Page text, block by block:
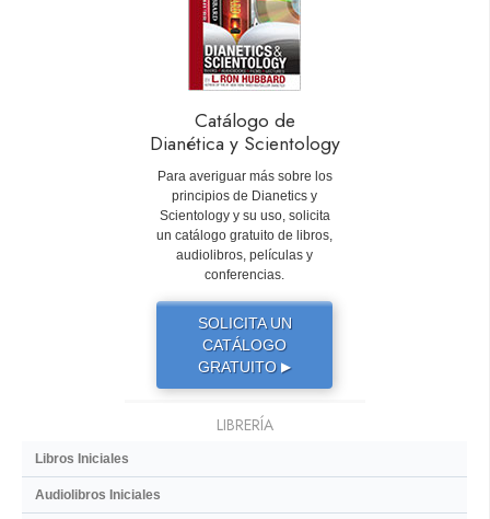
Catálogo de
Dianética y Scientology
Para averiguar más sobre los
principios de Dianetics y
Scientology y su uso, solicita
un catálogo gratuito de libros,
audiolibros, películas y
conferencias.
SOLICITA UN
CATÁLOGO
GRATUITO ▶
LIBRERÍA
Libros Iniciales
Audiolibros Iniciales